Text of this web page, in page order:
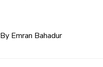
By Emran Bahadur